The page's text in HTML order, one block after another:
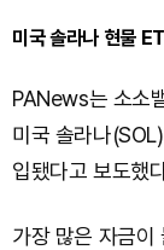
미국 솔라나 현물
PANews는 소소
미국 솔라나
입됐다고 보도했
가장 많은 자금이